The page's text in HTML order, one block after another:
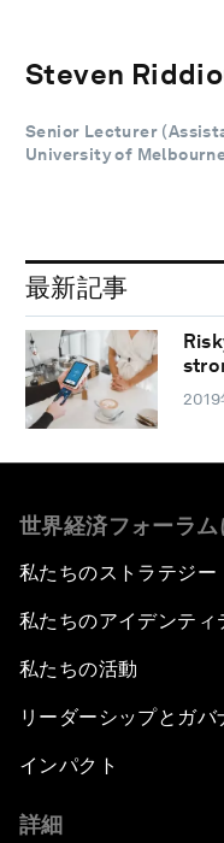
Steven
Senior Lecturer
University of
最新記事
2019
世界経済フォーラム
私たちのストラテジー
私たちのアイデンティ
私たちの活動
リーダーシップとガバ
インパクト
詳細